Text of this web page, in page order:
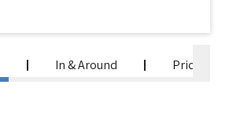
In & Around Prices